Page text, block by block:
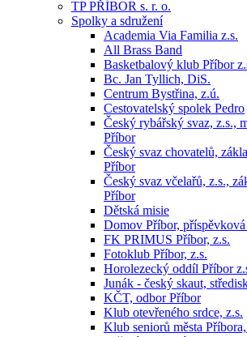
TP PŘÍBOR s. r. o.
Spolky a sdružení
Academia Via Familia z.s.
All Brass Band
Basketbalový klub Příbor
Bc. Jan Tyllich, DiS.
Centrum Bystřina, z.ú.
Cestovatelský spolek Pedro
Český rybářský svaz, z.s.,
Příbor
Český svaz chovatelů,
Příbor
Český svaz včelařů, z.s.,
Příbor
Dětská misie
Domov Příbor, příspěvková
FK PRIMUS Příbor, z.s.
Fotoklub Příbor, z.s.
Horolezecký oddíl Příbor
Junák - český skaut,
KČT, odbor Příbor
Klub otevřeného srdce, z.s.
Klub seniorů města